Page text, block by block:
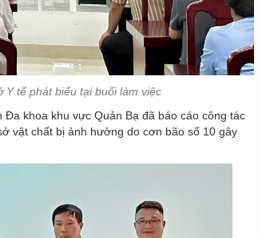
Y tế phát biểu tại buổi làm việc
khoa khu vực Quản Bạ đã báo cáo công tác
vật chất bị ảnh hưởng do cơn bão số 10 gây